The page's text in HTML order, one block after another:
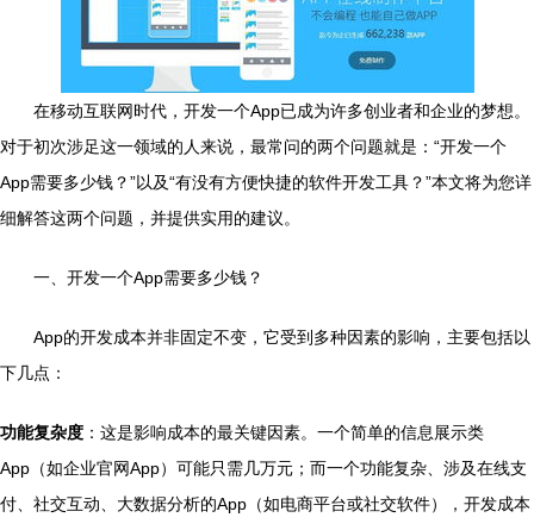
在移动互联网时代，开发一个App已成为许多创业者和企业的梦想。
对于初次涉足这一领域的人来说，最常问的两个问题就是：“开发一个
App需要多少钱？”以及“有没有方便快捷的软件开发工具？”本文将为您详
细解答这两个问题，并提供实用的建议。
一、开发一个App需要多少钱？
App的开发成本并非固定不变，它受到多种因素的影响，主要包括以
下几点：
功能复杂度 ：这是影响成本的最关键因素。一个简单的信息展示类
App（如企业官网App）可能只需几万元；而一个功能复杂、涉及在线支
付、社交互动、大数据分析的App（如电商平台或社交软件），开发成本